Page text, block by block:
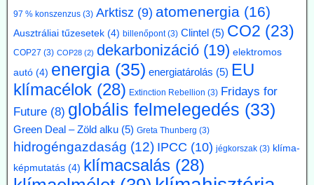
fejlesztőjével, a Meitner Energy vállalattal közösen. A vállalat az
ACR-300 nevű argentin reaktortervet kívánja elsőként kereskedelmi
célokra megvalósítani.
Kommentárunk: Ezek szerint Argentínáról nemcsak pénzügy
válságok említése során hallhatunk, hanem nukleáris technológiánál
is. A 300 MW Paks II teljesítményének kb. egyhetede.
2026.07.17. Blackout News: A német RWE
vezérigazgatója a német - az uniós vállalásoknál
5 évvel előbbre hozott - klímacélok eltörlését kéri
Markus Krebber, az RWE vezérigazgatója azt követeli, hogy
hosszabbítsák meg a német klímacélok elérése határidejét, és a
klímasemlegességet 2045-ről 2050-re halasszák el. Úgy véli, hogy a
97 % konszenzus (3) Arktisz (9) atomenergia (16)
Ausztráliai tűzesetek (4) billenőpont(3) Clintel (5) CO2 (23)
COP27 (3) COP28 (2) dekarbonizáció (19) elektromos
autó (4) energia (35) energiatárolás (5) EU
klímacélok (28) Extinction Rebellion (3) Fridays for
Future (8) globális felmelegedés (33)
Green Deal – Zöld alku (5) Greta Thunberg (3)
hidrogéngazdaság (12) IPCC (10) jégkorszak (3) klíma-
képmutatás (4) klímacsalás (28)